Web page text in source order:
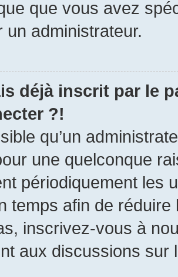
que vous avez
un administrateur.
déjà inscrit par le
?!
qu’un
une quelconque
périodiquement les
temps afin de
inscrivez-vous à
aux discussions sur